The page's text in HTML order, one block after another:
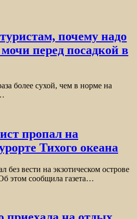
почему надо
перед посадкой в
более сухой, чем в норме на
пропал на
Тихого океана
без вести на экзотическом острове
этом сообщила газета…